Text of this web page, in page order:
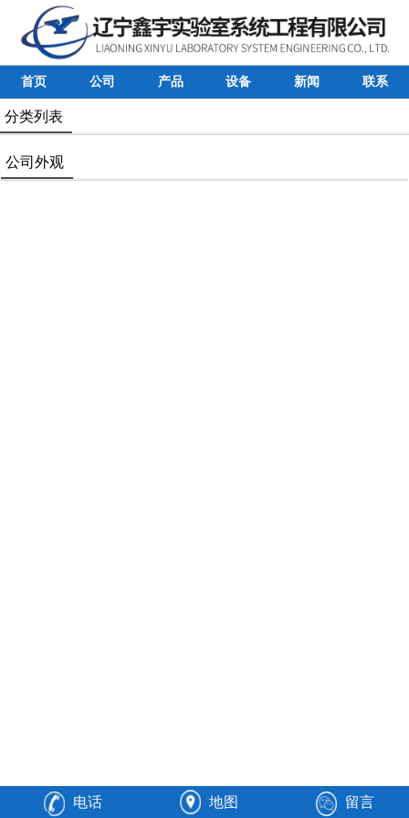
首页 公司 产品 设备 新闻 联系
分类列表
公司外观
电话 地图 留言